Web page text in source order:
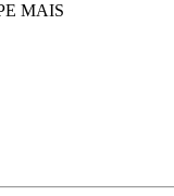
MAIS